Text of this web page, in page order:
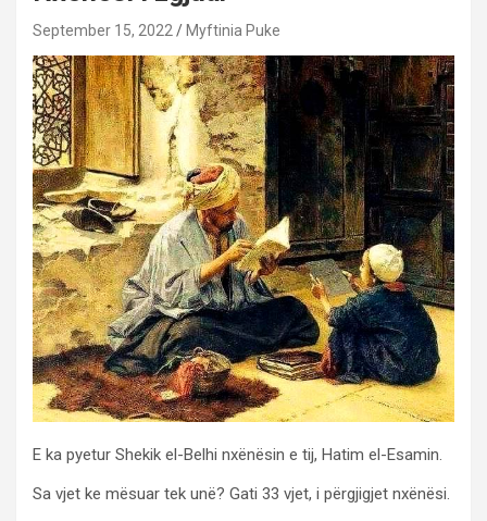
September 15, 2022 Myftinia Puke
E ka pyetur Shekik el-Belhi nxënësin e tij, Hatim el-Esamin.
Sa vjet ke mësuar tek unë? Gati 33 vjet, i përgjigjet nxënësi.